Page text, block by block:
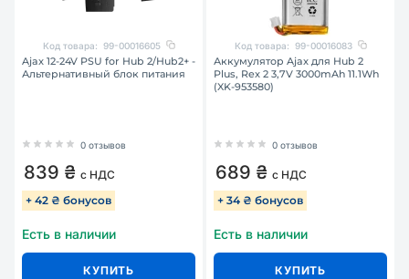
Код товара: 99-00016605
Ajax 12-24V PSU for Hub 2/Hub2+ -
Альтернативный блок питания
0 отзывов
839 ₴ с НДС
+ 42 ₴ бонусов
Есть в наличии
КУПИТЬ
Код товара: 99-00016083
Аккумулятор Ajax для Hub 2
Plus, Rex 2 3,7V 3000mAh 11.1Wh
(XK-953580)
0 отзывов
689 ₴ с НДС
+ 34 ₴ бонусов
Есть в наличии
КУПИТЬ